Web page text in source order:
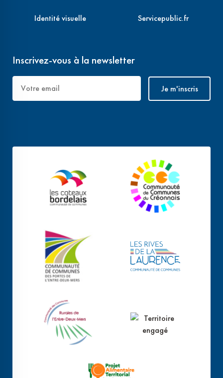
Identité visuelle Servicepublic.fr
Inscrivez-vous à la newsletter